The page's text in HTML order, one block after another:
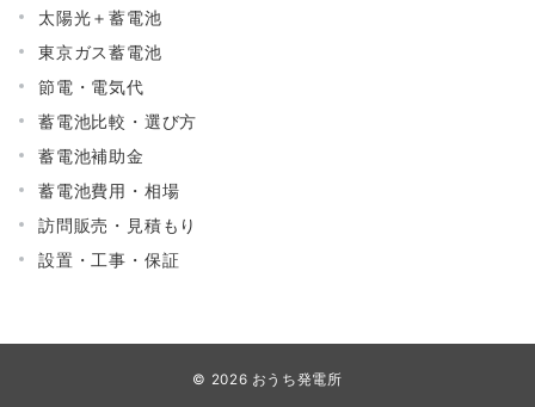
太陽光＋蓄電池
東京ガス蓄電池
節電・電気代
蓄電池比較・選び方
蓄電池補助金
蓄電池費用・相場
訪問販売・見積もり
設置・工事・保証
© 2026 おうち発電所